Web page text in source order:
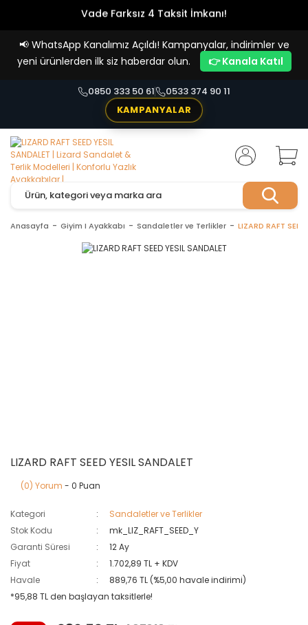
Vade Farksız 4 Taksit İmkanı!
📢 WhatsApp Kanalımız Açıldı! Kampanyalar, indirimler ve
yeni ürünlerden ilk siz haberdar olun.
👉 Kanala Katıl
0850 333 50 61
0533 374 90 11
KAMPANYALAR
Anasayfa Giyim I Ayakkabı Sandaletler ve Terlikler LIZARD RAFT
LIZARD RAFT SEED YESIL SANDALET
(0) Yorum - 0 Puan
Kategori
Sandaletler ve Terlikler
Stok Kodu
mk_LIZ_RAFT_SEED_Y
Garanti Süresi
12 Ay
Fiyat
1.702,89 TL + KDV
Havale
889,76 TL (%5,00 havale indirimi)
*95,88 TL den başlayan taksitlerle!